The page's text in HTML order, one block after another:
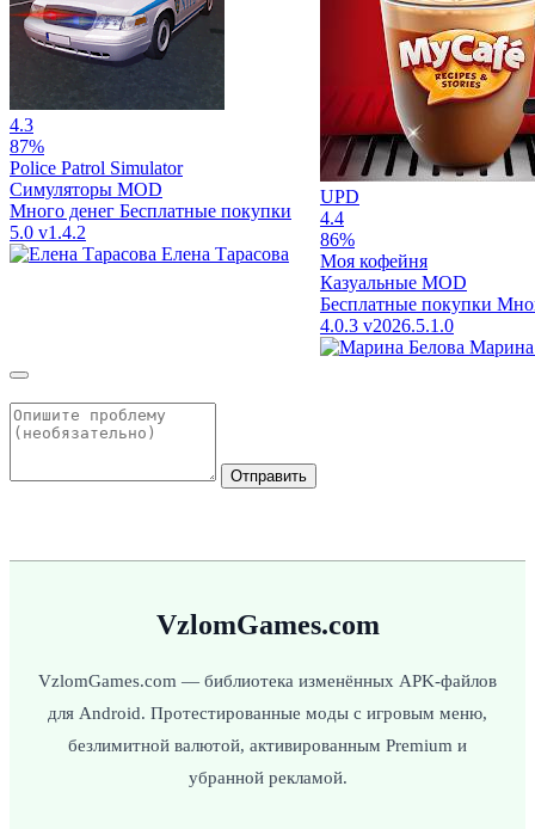
4.3
87%
Police Patrol Simulator
Симуляторы MOD
Много денег Бесплатные покупки
5.0 v1.4.2
Елена Тарасова
UPD
4.4
86%
Моя кофейня
Казуальные MOD
Бесплатные покупки
4.0.3 v2026.5.1.0
Марина
Отправить
VzlomGames.com
VzlomGames.com — библиотека изменённых APK-файлов
для Android. Протестированные моды с игровым меню,
безлимитной валютой, активированным Premium и
убранной рекламой.